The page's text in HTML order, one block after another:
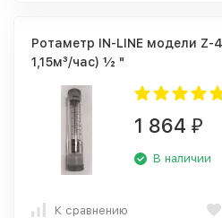
Ротаметр IN-LINE модели Z-
1,15м³/час) ½ "
1 864 ₽
В наличии
К сравнению